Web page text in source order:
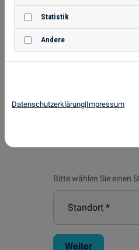
1.
2.
3. Größe
4.
5.
6.
7. Ihre
Bitte wählen Sie einen
Weiter
Statistik
Andere
Datenschutzerklärung|Impressum